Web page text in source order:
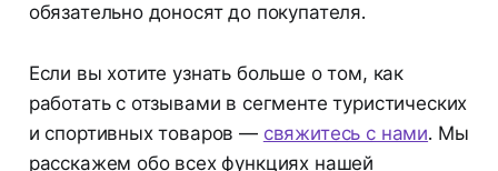
обязательно доносят до покупателя.
Если вы хотите узнать больше о том, как
работать с отзывами в сегменте туристических
и спортивных товаров — свяжитесь с нами. Мы
расскажем обо всех функциях нашей